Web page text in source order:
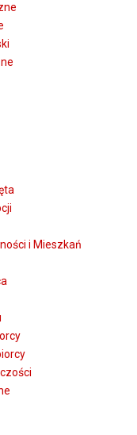
i Mieszkań